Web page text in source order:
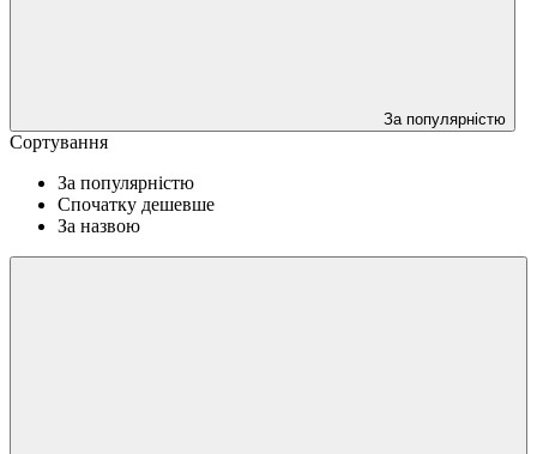
За популярністю
Сортування
За популярністю
Спочатку дешевше
За назвою